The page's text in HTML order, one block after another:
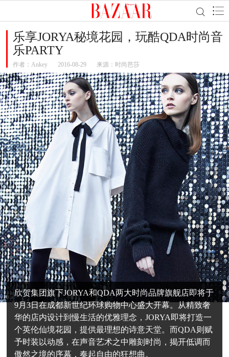
乐享JORYA秘境花园，玩酷QDA时尚音
乐PARTY
作者： Ankey 2016-08-29 来源：时尚芭莎
欣贺集团旗下JORYA和QDA两大时尚品牌旗舰店即将于
9月3日在成都新世纪环球购物中心盛大开幕。从精致奢
华的店内设计到慢生活的优雅理念，JORYA即将打造一
个英伦仙境花园，提供最理想的诗意天堂。而QDA则赋
予时装以动感，在声音艺术之中雕刻时尚，揭开低调而
傲然之境的序幕，奏起自由的狂想曲。